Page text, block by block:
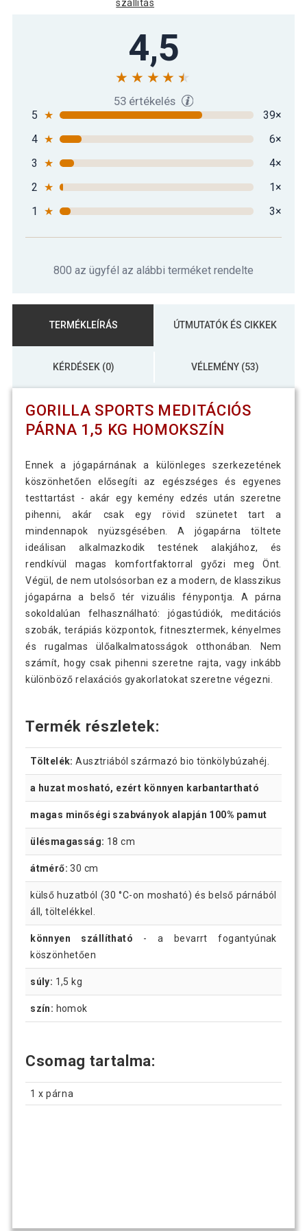
Gorilla Sports Meditációs párna türkiz
Gorilla Sports Meditációs párna zöld
szállítás
4,5
53 értékelés
5 ★
39×
4 ★
6×
3
★
4×
2 ★
1×
1
★ 3×
800 az ügyfél az alábbi terméket rendelte
TERMÉKLEÍRÁS ÚTMUTATÓK ÉS CIKKEK
KÉRDÉSEK (0) VÉLEMÉNY (53)
GORILLA SPORTS MEDITÁCIÓS
PÁRNA 1,5 KG HOMOKSZÍN
Ennek a jógapárnának a különleges szerkezetének
köszönhetően elősegíti az egészséges és egyenes
testtartást - akár egy kemény edzés után szeretne
pihenni, akár csak egy rövid szünetet tart a
mindennapok nyüzsgésében. A jógapárna töltete
ideálisan alkalmazkodik testének alakjához, és
rendkívül magas komfortfaktorral győzi meg Önt.
Végül, de nem utolsósorban ez a modern, de klasszikus
jógapárna a belső tér vizuális fénypontja. A párna
sokoldalúan felhasználható: jógastúdiók, meditációs
szobák, terápiás központok, fitnesztermek, kényelmes
és rugalmas ülőalkalmatosságok otthonában. Nem
számít, hogy csak pihenni szeretne rajta, vagy inkább
különböző relaxációs gyakorlatokat szeretne végezni.
Termék részletek:
Töltelék: Ausztriából származó bio tönkölybúzahéj.
a huzat mosható, ezért könnyen karbantartható
magas minőségi szabványok alapján 100% pamut
ülésmagasság: 18 cm
átmérő: 30 cm
külső huzatból (30 °C-on mosható) és belső párnából
áll, töltelékkel.
könnyen szállítható - a bevarrt fogantyúnak
köszönhetően
súly: 1,5 kg
szín: homok
Csomag tartalma:
1 x párna